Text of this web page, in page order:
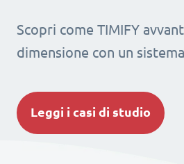
Scopri come TIMIFY
dimensione con un
Leggi i casi di studio